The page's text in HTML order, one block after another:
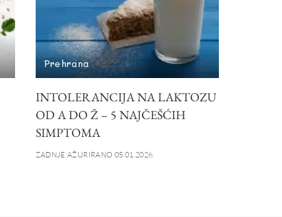
Prehrana
INTOLERANCIJA NA LAKTOZU
OD A DO Ž – 5 NAJČEŠĆIH
SIMPTOMA
ZADNJE AŽURIRANO 05.01.2026.